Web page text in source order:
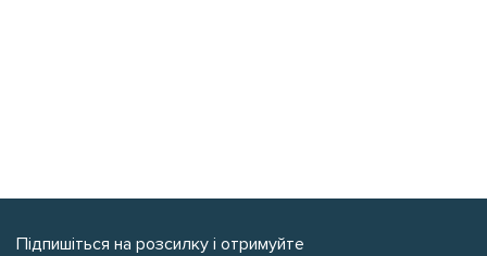
Підпишіться на розсилку і отримуйте